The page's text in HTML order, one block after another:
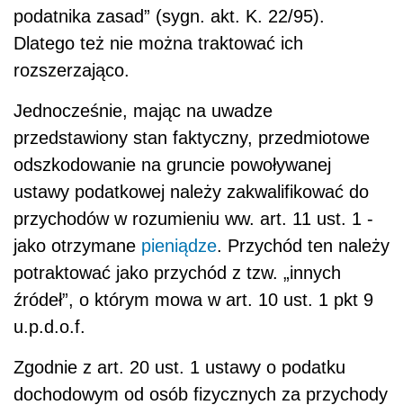
podatnika zasad” (sygn. akt. K. 22/95).
Dlatego też nie można traktować ich
rozszerzająco.
Jednocześnie, mając na uwadze
przedstawiony stan faktyczny, przedmiotowe
odszkodowanie na gruncie powoływanej
ustawy podatkowej należy zakwalifikować do
przychodów w rozumieniu ww. art. 11 ust. 1 -
jako otrzymane pieniądze. Przychód ten należy
potraktować jako przychód z tzw. „innych
źródeł”, o którym mowa w art. 10 ust. 1 pkt 9
u.p.d.o.f.
Zgodnie z art. 20 ust. 1 ustawy o podatku
dochodowym od osób fizycznych za przychody